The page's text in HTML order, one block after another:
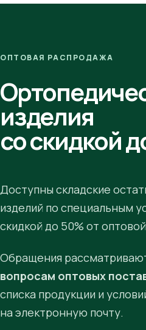
ОПТОВАЯ РАСПРОДАЖА
изделия
со скидкой
Доступны складские
изделий по специальным
скидкой до 50% от
Обращения
вопросам оптовых
списка продукции и
на электронную почту.